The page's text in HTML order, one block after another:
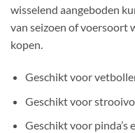
wisselend aangeboden
van seizoen of voersoort
kopen.
Geschikt voor
Geschikt voor
Geschikt voor pinda’s